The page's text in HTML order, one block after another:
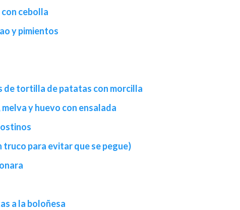
cebolla
y pimientos
de tortilla de patatas con morcilla
y huevo con ensalada
para evitar que se pegue)
a la boloñesa